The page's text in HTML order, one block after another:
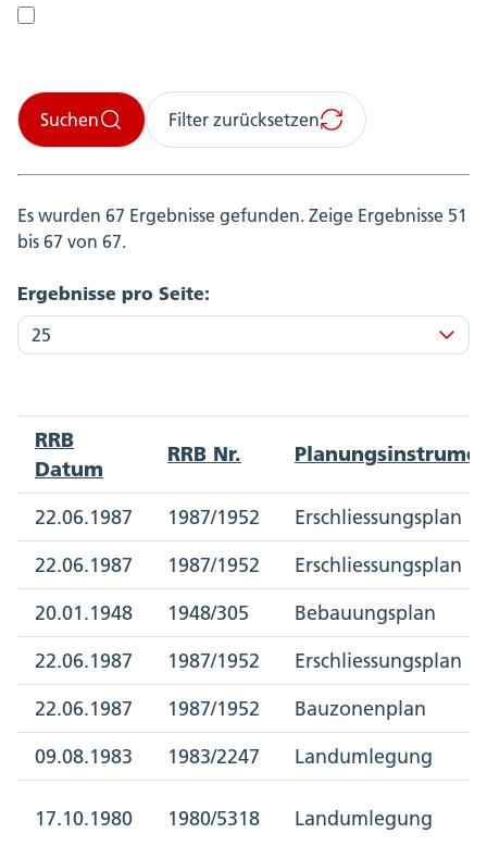
Suchen Filter zurücksetzen
Es wurden 67 Ergebnisse gefunden. Zeige Ergebnisse 51
bis 67 von 67.
Ergebnisse pro Seite:
RRB
Datum
RRB Nr.
22.06.1987 1987/1952
Erschliessungsplan
22.06.1987
1987/1952
Erschliessungsplan
20.01.1948
1948/305
Bebauungsplan
22.06.1987
1987/1952
Erschliessungsplan
22.06.1987
1987/1952
Bauzonenplan
09.08.1983
1983/2247 Landumlegung
17.10.1980 1980/5318 Landumlegung